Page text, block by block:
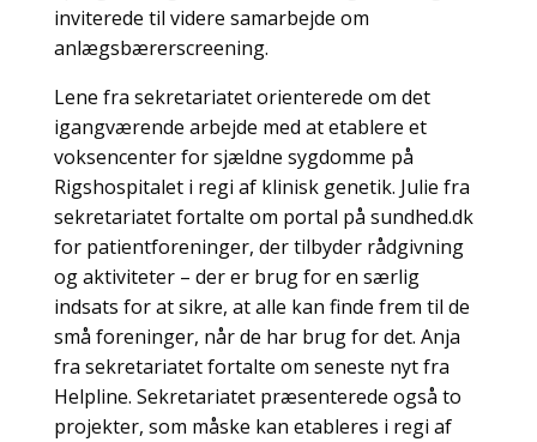
inviterede til videre samarbejde om
anlægsbærerscreening.
Lene fra sekretariatet orienterede om det
igangværende arbejde med at etablere et
voksencenter for sjældne sygdomme på
Rigshospitalet i regi af klinisk genetik. Julie fra
sekretariatet fortalte om portal på sundhed.dk
for patientforeninger, der tilbyder rådgivning
og aktiviteter – der er brug for en særlig
indsats for at sikre, at alle kan finde frem til de
små foreninger, når de har brug for det. Anja
fra sekretariatet fortalte om seneste nyt fra
Helpline. Sekretariatet præsenterede også to
projekter, som måske kan etableres i regi af